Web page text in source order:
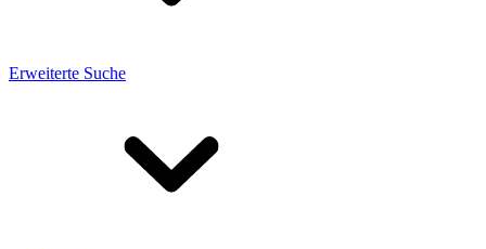
Erweiterte Suche